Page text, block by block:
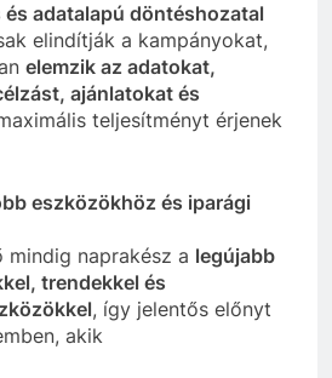
adatalapú döntéshozatal
elindítják a kampányokat,
elemzik az adatokat,
ajánlatokat és
teljesítményt érjenek
eszközökhöz és iparági
mindig naprakész a legújabb
trendekkel és
, így jelentős előnyt
akik